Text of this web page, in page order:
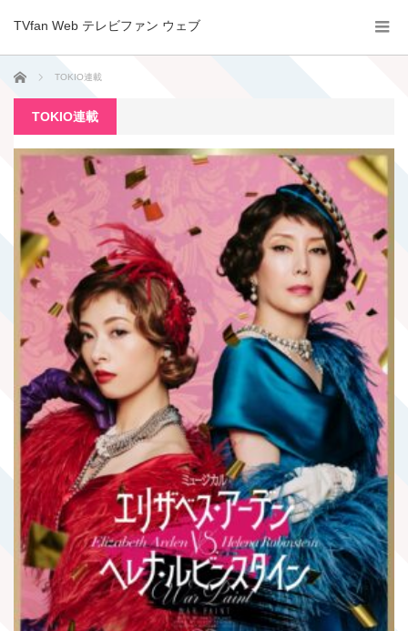
TVfan Web テレビファン ウェブ
ホーム TOKIO連載
TOKIO連載